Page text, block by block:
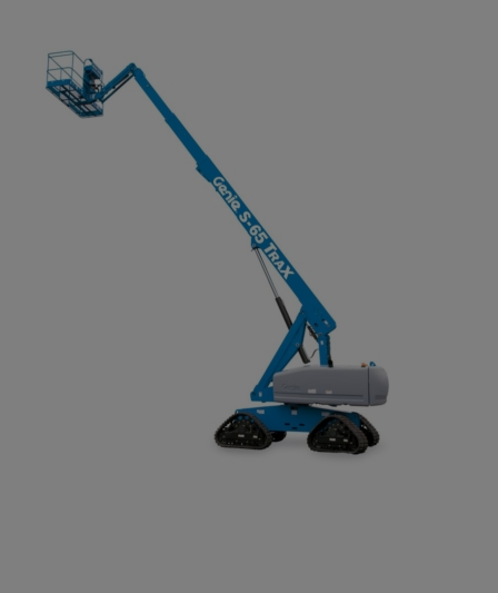
Materiallifte
Elektro Scherenbühnen